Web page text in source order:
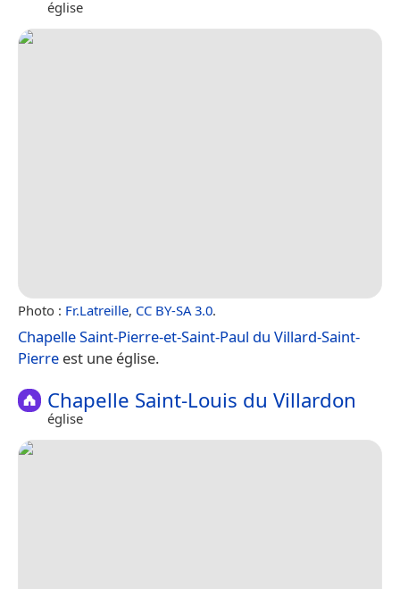
église
Photo : Fr.Latreille, CC BY-SA 3.0.
Chapelle Saint-Pierre-et-Saint-Paul du Villard-Saint-
Pierre est une église.
Chapelle Saint-Louis du Villardon
église